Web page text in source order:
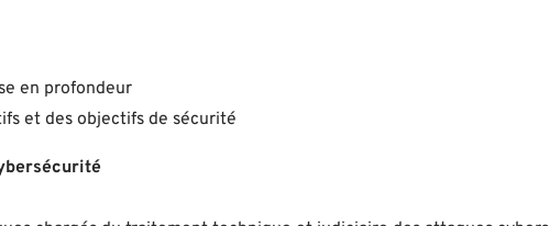
en profondeur
et des objectifs de sécurité